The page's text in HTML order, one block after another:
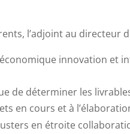
l’adjoint au
innovation et
de déterminer les
en cours et à
en étroite